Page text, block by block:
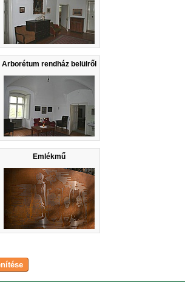
Arborétum rendház belülről
Emlékmű